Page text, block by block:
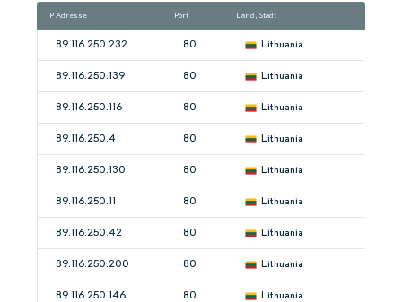
IP Adresse Port Land, Stadt
89.116.250.232 80 Lithuania
89.116.250.139 80 Lithuania
89.116.250.116 80 Lithuania
89.116.250.4 80 Lithuania
89.116.250.130 80 Lithuania
89.116.250.11 80 Lithuania
89.116.250.42 80 Lithuania
89.116.250.200 80 Lithuania
89.116.250.146 80 Lithuania